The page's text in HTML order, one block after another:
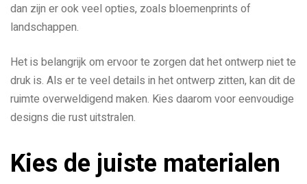
dan zijn er ook veel opties, zoals bloemenprints of
landschappen.
Het is belangrijk om ervoor te zorgen dat het ontwerp niet te
druk is. Als er te veel details in het ontwerp zitten, kan dit de
ruimte overweldigend maken. Kies daarom voor eenvoudige
designs die rust uitstralen.
Kies de juiste materialen